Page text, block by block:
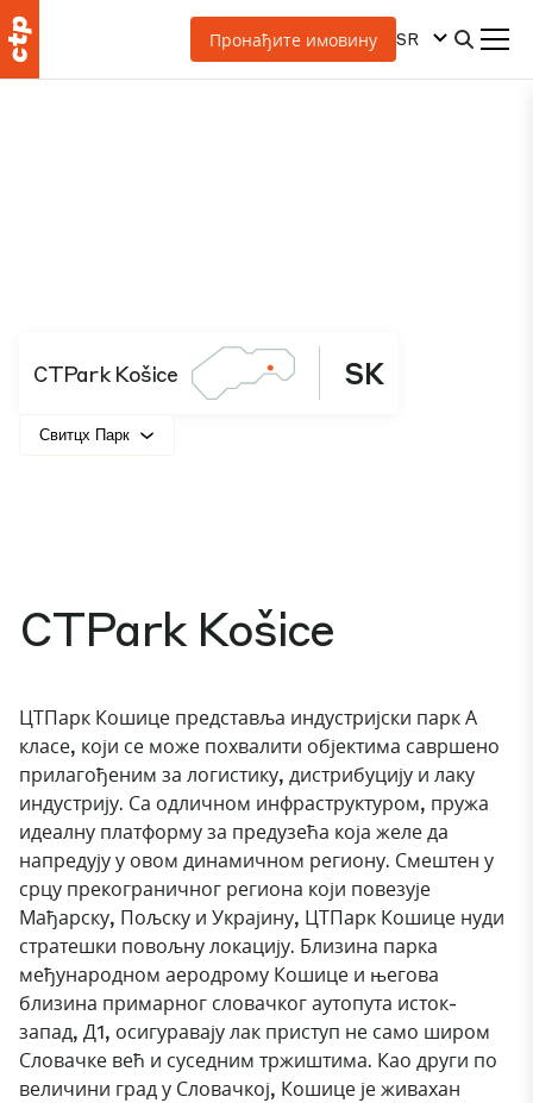
Пронађите имовину SR
CTPark Košice SK
Свитцх Парк
CTPark Košice
ЦТПарк Кошице представља индустријски парк А
класе, који се може похвалити објектима савршено
прилагођеним за логистику, дистрибуцију и лаку
индустрију. Са одличном инфраструктуром, пружа
идеалну платформу за предузећа која желе да
напредују у овом динамичном региону. Смештен у
срцу прекограничног региона који повезује
Мађарску, Пољску и Украјину, ЦТПарк Кошице нуди
стратешки повољну локацију. Близина парка
међународном аеродрому Кошице и његова
близина примарног словачког аутопута исток-
запад, Д1, осигуравају лак приступ не само широм
Словачке већ и суседним тржиштима. Као други по
величини град у Словачкој, Кошице је живахан